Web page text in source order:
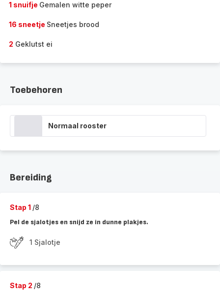
1 snuifje Gemalen witte peper
16 sneetje Sneetjes brood
2 Geklutst ei
Toebehoren
Normaal rooster
Bereiding
Stap 1 /8
Pel de sjalotjes en snijd ze in dunne plakjes.
1 Sjalotje
Stap 2 /8